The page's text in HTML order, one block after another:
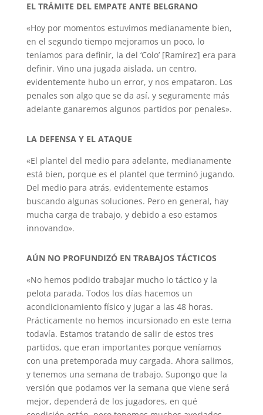
EL TRÁMITE DEL EMPATE ANTE BELGRANO
«Hoy por momentos estuvimos medianamente bien,
en el segundo tiempo mejoramos un poco, lo
teníamos para definir, la del ‘Colo’ [Ramírez] era para
definir. Vino una jugada aislada, un centro,
evidentemente hubo un error, y nos empataron. Los
penales son algo que se da así, y seguramente más
adelante ganaremos algunos partidos por penales».
LA DEFENSA Y EL ATAQUE
«El plantel del medio para adelante, medianamente
está bien, porque es el plantel que terminó jugando.
Del medio para atrás, evidentemente estamos
buscando algunas soluciones. Pero en general, hay
mucha carga de trabajo, y debido a eso estamos
innovando».
AÚN NO PROFUNDIZÓ EN TRABAJOS TÁCTICOS
«No hemos podido trabajar mucho lo táctico y la
pelota parada. Todos los días hacemos un
acondicionamiento físico y jugar a las 48 horas.
Prácticamente no hemos incursionado en este tema
todavía. Estamos tratando de salir de estos tres
partidos, que eran importantes porque veníamos
con una pretemporada muy cargada. Ahora salimos,
y tenemos una semana de trabajo. Supongo que la
versión que podamos ver la semana que viene será
mejor, dependerá de los jugadores, en qué